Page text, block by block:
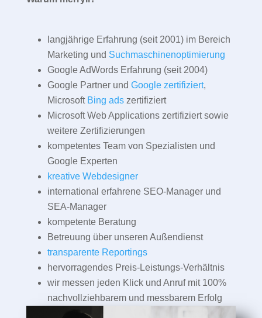
langjährige Erfahrung (seit 2001) im Bereich
Marketing und Suchmaschinenoptimierung
Google AdWords Erfahrung (seit 2004)
Google Partner und Google zertifiziert,
Microsoft Bing adszertifiziert
Microsoft Web Applications zertifiziert sowie
weitere Zertifizierungen
kompetentes Team von Spezialisten und
Google Experten
kreative Webdesigner
international erfahrene SEO-Manager und
SEA-Manager
kompetente Beratung
Betreuung über unseren Außendienst
transparente Reportings
hervorragendes Preis-Leistungs-Verhältnis
wir messen jeden Klick und Anruf mit 100%
nachvollziehbarem und messbarem Erfolg